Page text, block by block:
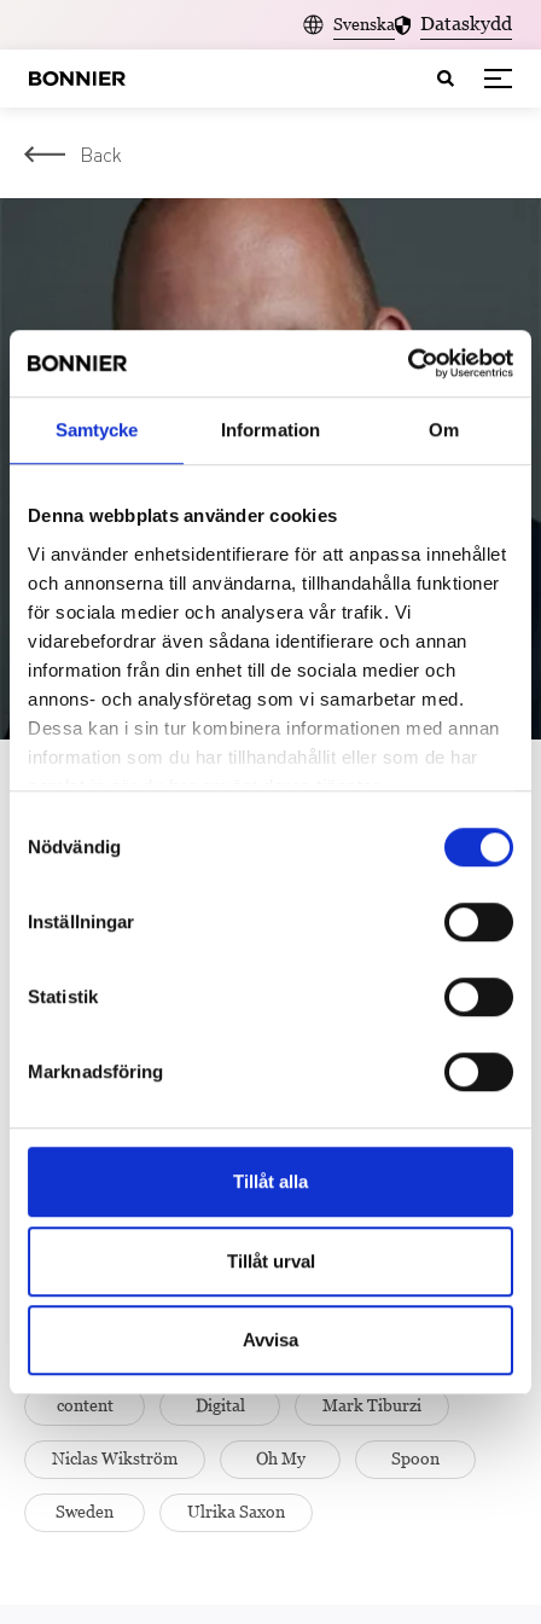
Samtycke Information Om
Denna webbplats använder cookies
Vi använder enhetsidentifierare för att anpassa innehållet
och annonserna till användarna, tillhandahålla funktioner
för sociala medier och analysera vår trafik. Vi
vidarebefordrar även sådana identifierare och annan
information från din enhet till de sociala medier och
annons- och analysföretag som vi samarbetar med.
Dessa kan i sin tur kombinera informationen med annan
information som du har tillhandahållit eller som de har
samlat in när du har använt deras tjänster.
Nödvändig
Inställningar
Statistik
Marknadsföring
Tillåt alla
Tillåt urval
Avvisa
Svenska Dataskydd
Back
BGM Invests in Oh My
stake in digital content agency Oh My. The acquisition is part of
Bonnier’s strategy to grow in content marketing. Bonnier Growth
today cooperates with Oh My! on tech development and digital
production. Existing investor Universum, as well as founders
the acquisition of Oh My!, we will have an even stronger
commercial position,” says Ulrika Saxon, CEO of Bonnier Growth
Oh My! is a new, fast-growing player in the communications
industry with offices in Stockholm, Piteå, Halmstad and Malmö.
2011.
Christian Albinsson
content Digital Mark Tiburzi
Niclas Wikström Oh My Spoon
Sweden Ulrika Saxon